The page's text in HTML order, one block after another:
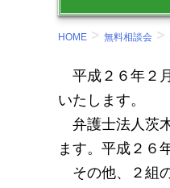
HOME > 無料相談会 >
平成２６年２
いたします。
弁護士法人茨
ます。平成２６
その他、２組